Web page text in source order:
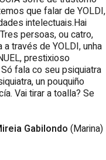
que falar de YOLDI,
intelectuais.Hai
persoas, ou catro,
través de YOLDI, unha
prestixioso
fala co seu psiquiatra
un pouquiño
Vai tirar a toalla? Se
Gabilondo (Marina)